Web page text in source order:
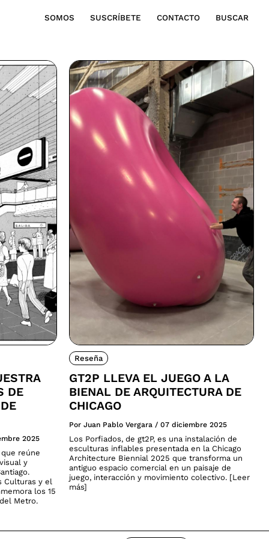
SOMOS SUSCRÍBETE CONTACTO BUSCAR
DE
2025
reúne
y
Culturas y el
los 15
Metro.
Reseña
GT2P LLEVA EL JUEGO A LA
BIENAL DE ARQUITECTURA DE
CHICAGO
Por Juan Pablo Vergara / 07 diciembre 2025
Los Porfiados, de gt2P, es una instalación de
esculturas inflables presentada en la Chicago
Architecture Biennial 2025 que transforma un
antiguo espacio comercial en un paisaje de
juego, interacción y movimiento colectivo. [Leer
más]